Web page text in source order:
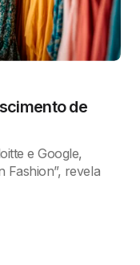
de
e Google,
Fashion”, revela